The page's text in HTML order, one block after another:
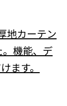
地カーテン
機能、デ
ます。